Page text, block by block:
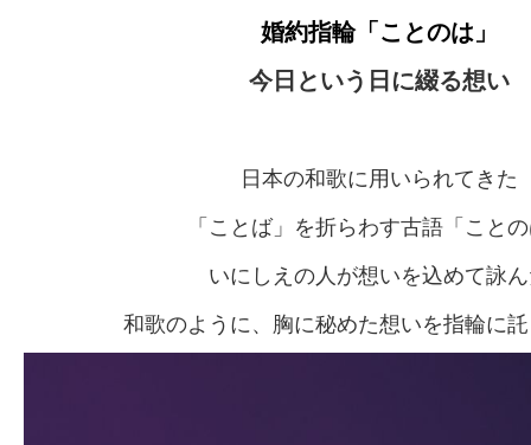
婚約指輪「ことのは」
今日という日に綴る想い
日本の和歌に用いられてきた
「ことば」を折らわす古語「こと
いにしえの人が想いを込めて詠
和歌のように、胸に秘めた想いを指輪に